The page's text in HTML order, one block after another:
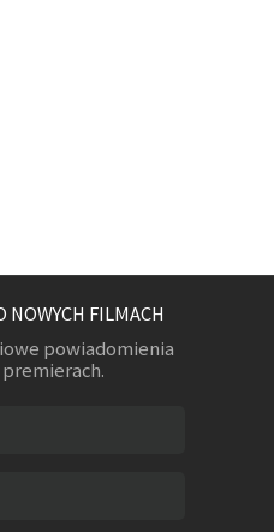
NOWYCH FILMACH
powiadomienia